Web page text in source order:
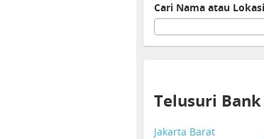
Cari Nama atau
Telusuri
Jakarta Barat